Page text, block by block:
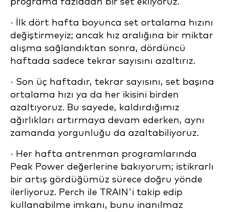
· İlk dört hafta boyunca set ortalama hızını
değiştirmeyiz; ancak hız aralığına bir miktar
alışma sağlandıktan sonra, dördüncü
haftada sadece tekrar sayısını azaltırız.
· Son üç haftadır, tekrar sayısını, set başına
ortalama hızı ya da her ikisini birden
azaltıyoruz. Bu sayede, kaldırdığımız
ağırlıkları artırmaya devam ederken, aynı
zamanda yorgunluğu da azaltabiliyoruz.
· Her hafta antrenman programlarında
Peak Power değerlerine bakıyorum; istikrarlı
bir artış gördüğümüz sürece doğru yönde
ilerliyoruz. Perch ile TRAIN'i takip edip
kullanabilme imkanı, bunu inanılmaz